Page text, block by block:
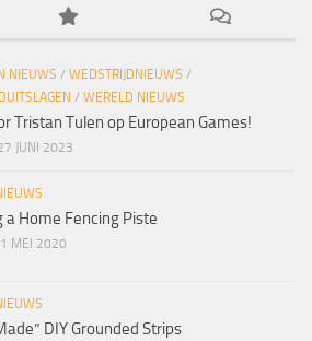
NIEUWS / WEDSTRIJDNIEUWS /
/ WERELD NIEUWS
Tristan Tulen op European Games!
JUNI 2023
a Home Fencing Piste
MEI 2020
DIY Grounded Strips